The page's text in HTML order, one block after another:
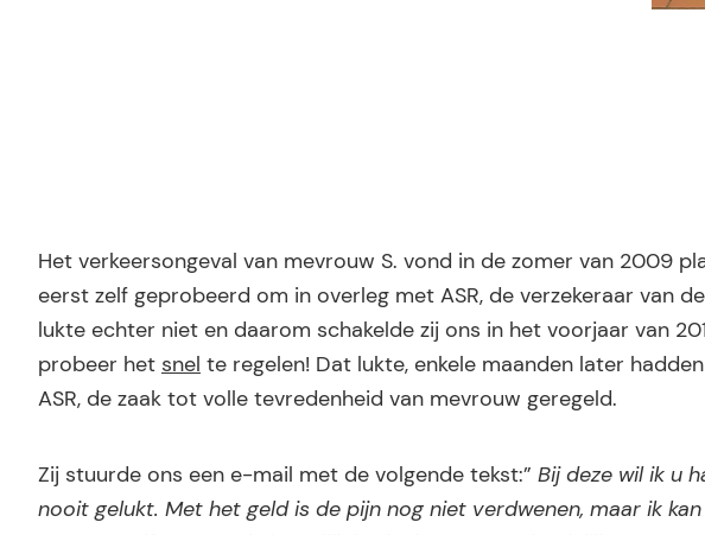
Het verkeersongeval van mevrouw S. vond in de zomer van 2009
eerst zelf geprobeerd om in overleg met ASR, de verzekeraar van
lukte echter niet en daarom schakelde zij ons in het voorjaar van
probeer het snel te regelen! Dat lukte, enkele maanden later
ASR, de zaak tot volle tevredenheid van mevrouw geregeld.
Zij stuurde ons een e-mail met de volgende tekst:” Bij deze wil ik u
nooit gelukt. Met het geld is de pijn nog niet verdwenen, maar ik